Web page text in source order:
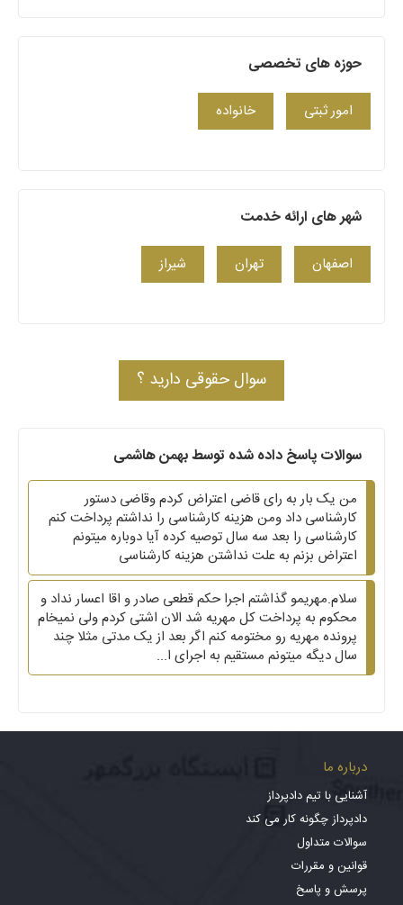
حوزه های تخصصی
امور ثبتی خانواده
شهر های ارائه خدمت
اصفهان تهران شیراز
سوال حقوقی دارید ؟
سوالات پاسخ داده شده توسط بهمن هاشمی
من یک بار به رای قاضی اعتراض کردم وقاضی دستور
کارشناسی داد ومن هزینه کارشناسی را نداشتم پرداخت کنم
کارشناسی را بعد سه سال توصیه کرده آیا دوباره میتونم
اعتراض بزنم به علت نداشتن هزینه کارشناسی
سلام.مهریمو گذاشتم اجرا حکم قطعی صادر و اقا اعسار نداد و
محکوم به پرداخت کل مهریه شد الان اشتی کردم ولی نمیخام
پرونده مهریه رو مختومه کنم اگر بعد از یک مدتی مثلا چند
سال دیگه میتونم مستقیم به اجرای ا...
درباره ما
آشنایی با تیم دادپرداز
دادپرداز چگونه کار می کند
سوالات متداول
قوانین و مقررات
پرسش و پاسخ